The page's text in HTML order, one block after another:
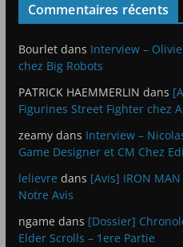
Commentaires récents
Bourletdans Interview –
chez Big Robots
PATRICK HAEMMERLIN dans
Figurines Street Fighter chez
zeamydans Interview –
Game Designer et CM Chez
lelievre dans [Avis] IRON
Notre Avis
ngame dans [Dossier]
Elder Scrolls – 1ere Partie